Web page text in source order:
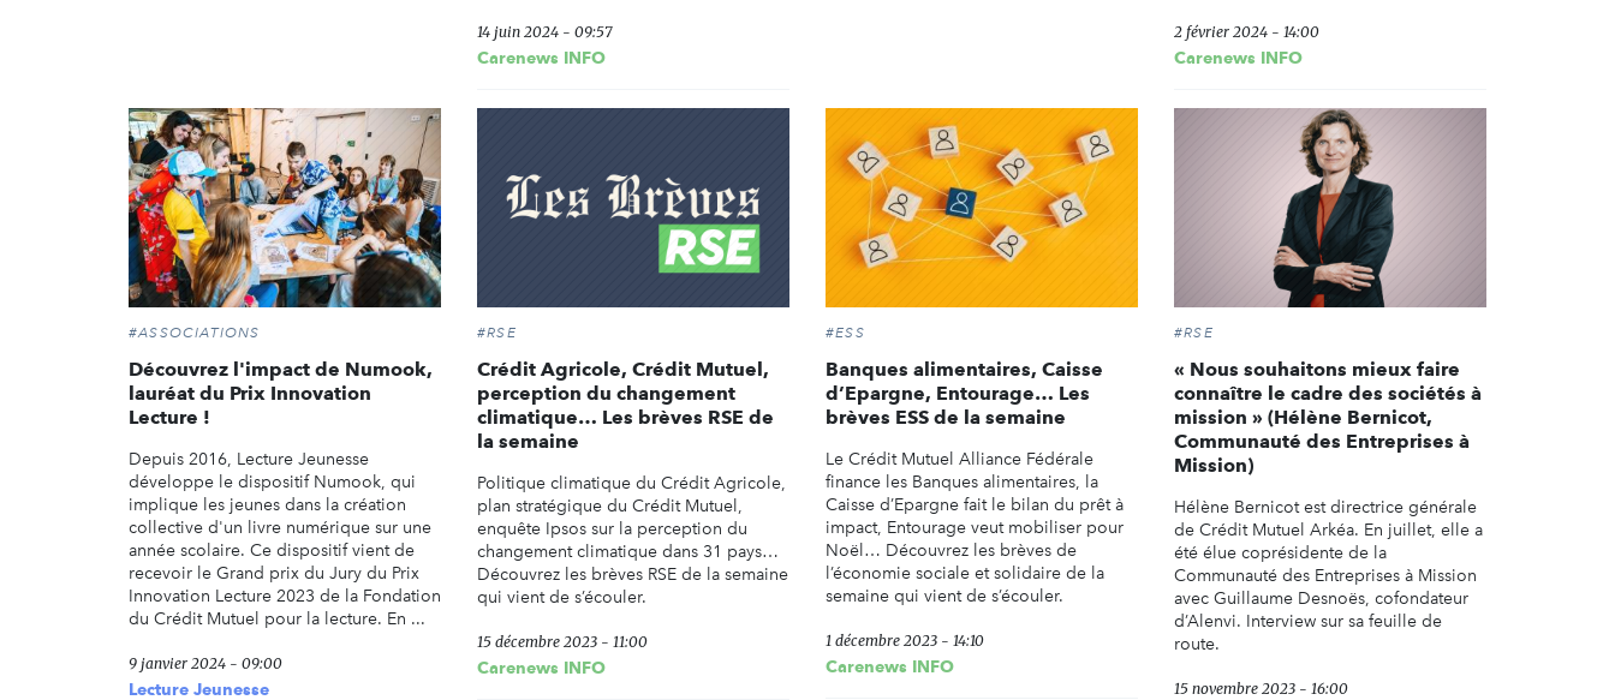
14 juin 2024 - 09:57
Carenews INFO
2 février 2024 - 14:00
Carenews INFO
#ASSOCIATIONS
Découvrez l'impact de Numook,
lauréat du Prix Innovation
Lecture !
Depuis 2016, Lecture Jeunesse
développe le dispositif Numook, qui
implique les jeunes dans la création
collective d'un livre numérique sur une
année scolaire. Ce dispositif vient de
recevoir le Grand prix du Jury du Prix
Innovation Lecture 2023 de la Fondation
du Crédit Mutuel pour la lecture. En ...
9 janvier 2024 - 09:00
Lecture Jeunesse
#RSE
Crédit Agricole, Crédit Mutuel,
perception du changement
climatique… Les brèves RSE de
la semaine
Politique climatique du Crédit Agricole,
plan stratégique du Crédit Mutuel,
enquête Ipsos sur la perception du
changement climatique dans 31 pays…
Découvrez les brèves RSE de la semaine
qui vient de s’écouler.
15 décembre 2023 - 11:00
Carenews INFO
#ESS
Banques alimentaires, Caisse
d’Epargne, Entourage… Les
brèves ESS de la semaine
Le Crédit Mutuel Alliance Fédérale
finance les Banques alimentaires, la
Caisse d’Epargne fait le bilan du prêt à
impact, Entourage veut mobiliser pour
Noël… Découvrez les brèves de
l’économie sociale et solidaire de la
semaine qui vient de s’écouler.
1 décembre 2023 - 14:10
Carenews INFO
#RSE
« Nous souhaitons mieux faire
connaître le cadre des sociétés à
mission » (Hélène Bernicot,
Communauté des Entreprises à
Mission)
Hélène Bernicot est directrice générale
de Crédit Mutuel Arkéa. En juillet, elle a
été élue coprésidente de la
Communauté des Entreprises à Mission
avec Guillaume Desnoës, cofondateur
d’Alenvi. Interview sur sa feuille de
route.
15 novembre 2023 - 16:00